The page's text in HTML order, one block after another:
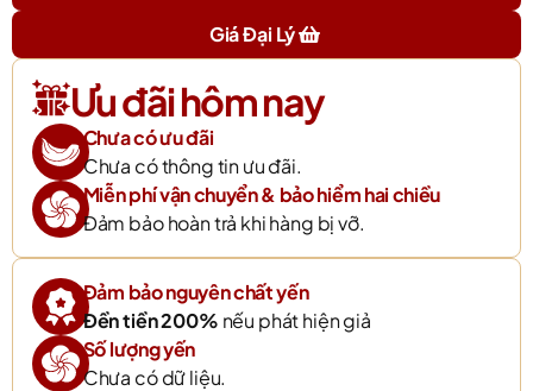
Giá Đại Lý
Ưu đãi hôm nay
Chưa có ưu đãi
Chưa có thông tin ưu đãi.
Miễn phí vận chuyển & bảo hiểm hai chiều
Đảm bảo hoàn trả khi hàng bị vỡ.
Đảm bảo nguyên chất yến
Đền tiền 200% nếu phát hiện giả
Số lượng yến
Chưa có dữ liệu.